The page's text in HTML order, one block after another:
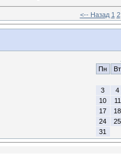
<-- Назад 1 2
Пн
Вт
3
4
10
11
17
18
24
25
31